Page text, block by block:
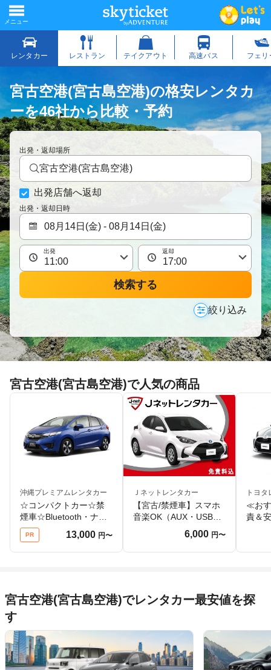
宮古空港(宮古島空港)の格安レンタカ
ーを46社から比較・予約
出発・返却場所
宮古空港(宮古島空港)
出発店舗へ返却
出発・返却日時
出発 返却
検索する
絞り込み
宮古空港(宮古島空港)で人気の商品
沖縄プレミアムレンタカー
☆コンパクトカー☆禁
煙車☆Bluetooth・ナビ
付☆WEB限定プラン☆
PR 13,000 円〜
Ｊネットレンタカー
【宮古/禁煙車】スマホ
音楽OK（AUX・USBケ
ーブル付）宮古島旅行
の快適ドライブ
6,000 円〜
トヨ
≪お
責＆
宮古空港(宮古島空港)でレンタカー最安値を探
す